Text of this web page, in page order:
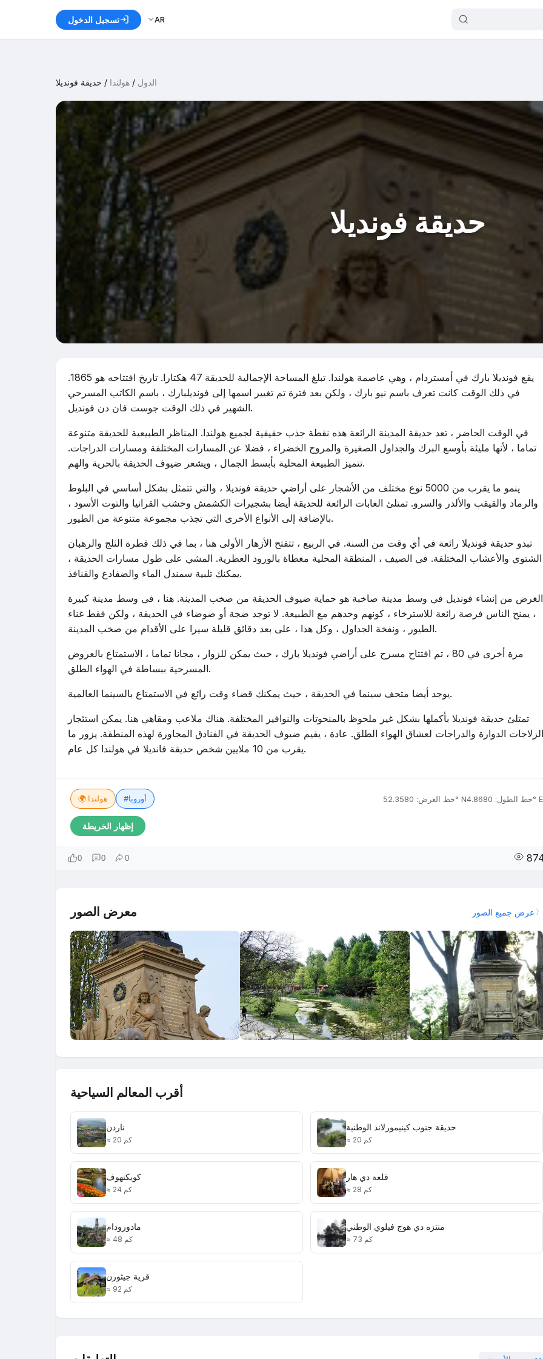
AR تسجيل الدخول
الدول / هولندا / حديقة فونديلا
حديقة فونديلا
يقع فونديلا بارك في أمستردام ، وهي عاصمة هولندا. تبلغ المساحة الإجمالية للحديقة 47 هكتارا. تاريخ افتتاحه هو 1865.
في ذلك الوقت كانت تعرف باسم نيو بارك ، ولكن بعد فترة تم تغيير اسمها إلى فونديلبارك ، باسم الكاتب المسرحي
الشهير في ذلك الوقت جوست فان دن فونديل.
في الوقت الحاضر ، تعد حديقة المدينة الرائعة هذه نقطة جذب حقيقية لجميع هولندا. المناظر الطبيعية للحديقة متنوعة
تماما ، لأنها مليئة بأوسع البرك والجداول الصغيرة والمروج الخضراء ، فضلا عن المسارات المختلفة ومسارات الدراجات.
تتميز الطبيعة المحلية بأبسط الجمال ، ويشعر ضيوف الحديقة بالحرية والهم.
ينمو ما يقرب من 5000 نوع مختلف من الأشجار على أراضي حديقة فونديلا ، والتي تتمثل بشكل أساسي في البلوط
والرماد والقيقب والألدر والسرو. تمتلئ الغابات الرائعة للحديقة أيضا بشجيرات الكشمش وخشب القرانيا والتوت الأسود ،
بالإضافة إلى الأنواع الأخرى التي تجذب مجموعة متنوعة من الطيور.
تبدو حديقة فونديلا رائعة في أي وقت من السنة. في الربيع ، تتفتح الأزهار الأولى هنا ، بما في ذلك قطرة الثلج والرهبان
الشتوي والأعشاب المختلفة. في الصيف ، المنطقة المحلية مغطاة بالورود العطرية. المشي على طول مسارات الحديقة ،
يمكنك تلبية سمندل الماء والضفادع والقنافذ.
الغرض من إنشاء فونديل في وسط مدينة صاخبة هو حماية ضيوف الحديقة من صخب المدينة. هنا ، في وسط مدينة كبيرة
، يمنح الناس فرصة رائعة للاسترخاء ، كونهم وحدهم مع الطبيعة. لا توجد ضجة أو ضوضاء في الحديقة ، ولكن فقط غناء
الطيور ، ونفخة الجداول ، وكل هذا ، على بعد دقائق قليلة سيرا على الأقدام من صخب المدينة.
مرة أخرى في 80 ، تم افتتاح مسرح على أراضي فونديلا بارك ، حيث يمكن للزوار ، مجانا تماما ، الاستمتاع بالعروض
المسرحية ببساطة في الهواء الطلق.
يوجد أيضا متحف سينما في الحديقة ، حيث يمكنك قضاء وقت رائع في الاستمتاع بالسينما العالمية.
تمتلئ حديقة فونديلا بأكملها بشكل غير ملحوظ بالمنحوتات والنوافير المختلفة. هناك ملاعب ومقاهي هنا. يمكن استئجار
الزلاجات الدوارة والدراجات لعشاق الهواء الطلق. عادة ، يقيم ضيوف الحديقة في الفنادق المجاورة لهذه المنطقة. يزور ما
يقرب من 10 ملايين شخص حديقة فانديلا في هولندا كل عام.
🌍 هولندا #أوروبا خط العرض: 52.3580° N خط الطول: 4.8680° E
إظهار الخريطة
0 0 0
معرض الصور عرض جميع الصور
أقرب المعالم السياحية
ناردن
≈ 20 كم
حديقة جنوب كينيمورلاند الوطنية
≈ 20 كم
كويكنهوف
≈ 24 كم
قلعة دي هار
≈ 28 كم
مادورودام
≈ 48 كم
منتزه دي هوج فيلوي الوطني
≈ 73 كم
قرية جيثورن
≈ 92 كم